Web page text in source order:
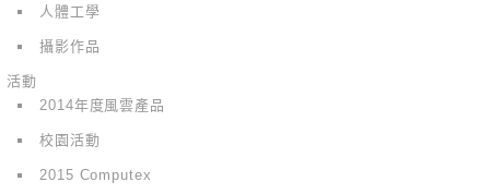
人體工學
攝影作品
活動
2014年度風雲產品
校園活動
2015 Computex